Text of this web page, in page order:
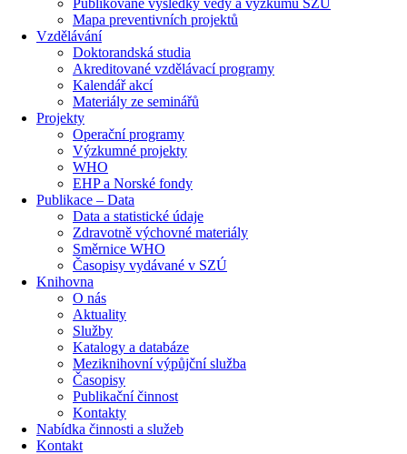
Publikované výsledky vědy a výzkumu SZÚ
Mapa preventivních projektů
Vzdělávání
Doktorandská studia
Akreditované vzdělávací programy
Kalendář akcí
Materiály ze seminářů
Projekty
Operační programy
Výzkumné projekty
WHO
EHP a Norské fondy
Publikace – Data
Data a statistické údaje
Zdravotně výchovné materiály
Směrnice WHO
Časopisy vydávané v SZÚ
Knihovna
O nás
Aktuality
Služby
Katalogy a databáze
Meziknihovní výpůjční služba
Časopisy
Publikační činnost
Kontakty
Nabídka činnosti a služeb
Kontakt